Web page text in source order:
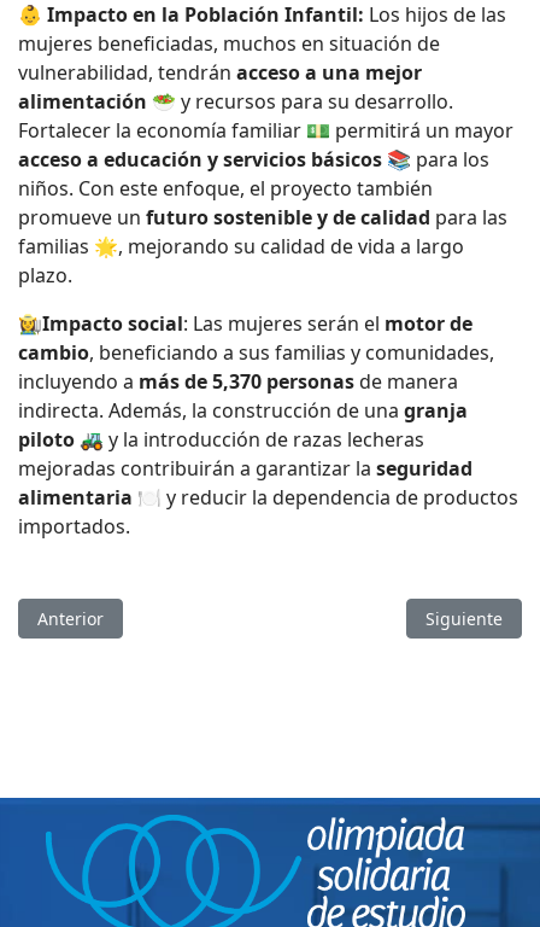
👶 Impacto en la Población Infantil: Los hijos de las
mujeres beneficiadas, muchos en situación de
vulnerabilidad, tendrán acceso a una mejor
alimentación 🥗 y recursos para su desarrollo.
Fortalecer la economía familiar 💵 permitirá un mayor
acceso a educación y servicios básicos 📚 para los
niños. Con este enfoque, el proyecto también
promueve un futuro sostenible y de calidad para las
familias 🌟, mejorando su calidad de vida a largo
plazo.
👩‍🌾Impacto social: Las mujeres serán el motor de
cambio, beneficiando a sus familias y comunidades,
incluyendo a más de 5,370 personasde manera
indirecta. Además, la construcción de una granja
piloto🚜 y la introducción de razas lecheras
mejoradas contribuirán a garantizar la seguridad
alimentaria 🍽 y reducir la dependencia de productos
importados.
Artículo anterior: 🎄✨ ¡Feliz Navidad les desea la Olimpiada
Anterior Artículo
Siguiente